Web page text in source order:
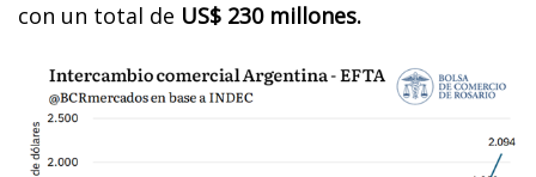
con un total de US$ 230 millones.